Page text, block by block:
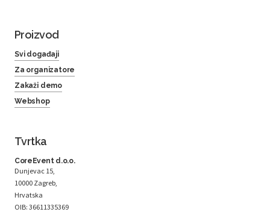
Proizvod
Svi događaji
Za organizatore
Zakaži demo
Webshop
Tvrtka
CoreEvent d.o.o.
Dunjevac 15,
10000 Zagreb,
Hrvatska
OIB: 36611335369